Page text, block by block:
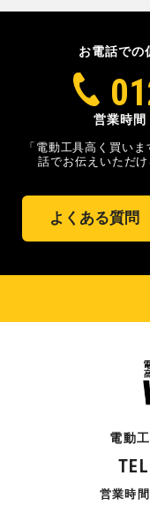
お電話での
営業時
「電動工具高く買い
話でお伝えいただ
よくある質問
電動
営業時